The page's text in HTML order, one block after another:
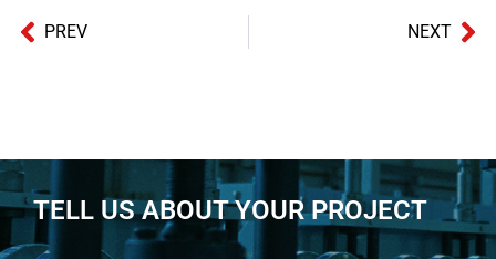
PREV NEXT
TELL US ABOUT YOUR PROJECT